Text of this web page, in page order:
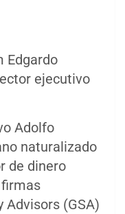
Edgardo
ejecutivo
Adolfo
naturalizado
de dinero
Advisors (GSA)